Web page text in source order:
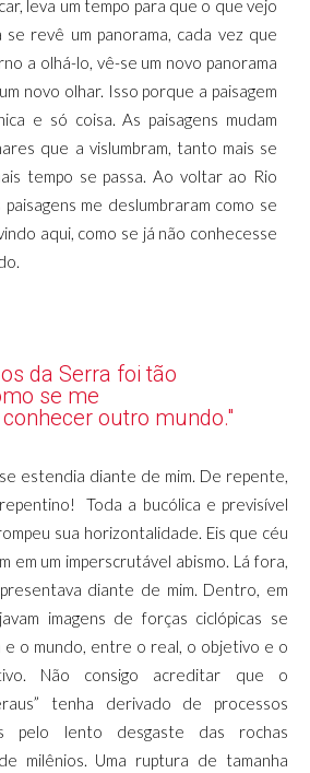
leva um tempo para que o que vejo
se revê um panorama, cada vez que
a olhá-lo, vê-se um novo panorama
novo olhar. Isso porque a paisagem
e só coisa. As paisagens mudam
que a vislumbram, tanto mais se
tempo se passa. Ao voltar ao Rio
me deslumbraram como se
aqui, como se já não conhecesse
da Serra foi tão
se me
outro mundo."
estendia diante de mim. De repente,
Toda a bucólica e previsível
sua horizontalidade. Eis que céu
em um imperscrutável abismo. Lá fora,
diante de mim. Dentro, em
imagens de forças ciclópicas se
o mundo, entre o real, o objetivo e o
Não consigo acreditar que o
tenha derivado de processos
pelo lento desgaste das rochas
milênios. Uma ruptura de tamanha